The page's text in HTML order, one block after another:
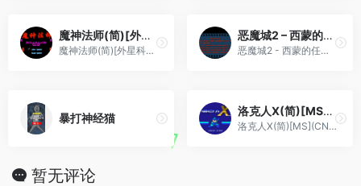
魔神法师(简)[外星科技](CN)[RPG](4Mb)
魔神法师(简)[外星科技](CN)[RPG](4Mb)
恶魔城2 – 西蒙的任务(v1.1)(繁)[未名](US)[ACT](3Mb)
恶魔城2 - 西蒙的任务(v1.1)(繁)[未名](US)[ACT](3Mb)
暴打神经猫
洛克人X(简)[MS](CN)[ACT](4Mb)
洛克人X(简)[MS](CN)[ACT](4Mb)
暂无评论